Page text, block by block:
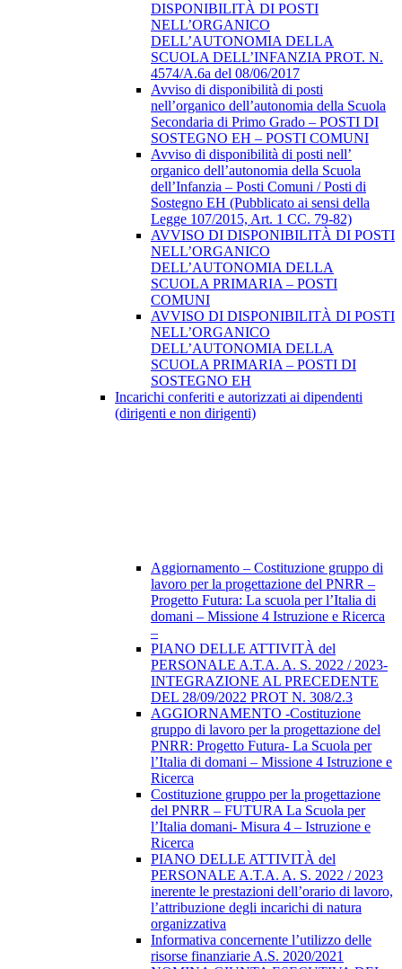
DISPONIBILITÀ DI POSTI
NELL’ORGANICO
DELL’AUTONOMIA DELLA
SCUOLA DELL’INFANZIA PROT. N.
4574/A.6a del 08/06/2017
Avviso di disponibilità di posti
nell’organico dell’autonomia della Scuola
Secondaria di Primo Grado – POSTI DI
SOSTEGNO EH – POSTI COMUNI
Avviso di disponibilità di posti nell’
organico dell’autonomia della Scuola
dell’Infanzia – Posti Comuni / Posti di
Sostegno EH (Pubblicato ai sensi della
Legge 107/2015, Art. 1 CC. 79-82)
AVVISO DI DISPONIBILITÀ DI POSTI
NELL’ORGANICO
DELL’AUTONOMIA DELLA
SCUOLA PRIMARIA – POSTI
COMUNI
AVVISO DI DISPONIBILITÀ DI POSTI
NELL’ORGANICO
DELL’AUTONOMIA DELLA
SCUOLA PRIMARIA – POSTI DI
SOSTEGNO EH
Incarichi conferiti e autorizzati ai dipendenti
(dirigenti e non dirigenti)
Aggiornamento – Costituzione gruppo di
lavoro per la progettazione del PNRR –
Progetto Futura: La scuola per l’Italia di
domani – Missione 4 Istruzione e Ricerca
–
PIANO DELLE ATTIVITÀ del
PERSONALE A.T.A. A. S. 2022 / 2023-
INTEGRAZIONE AL PRECEDENTE
DEL 28/09/2022 PROT N. 308/2.3
AGGIORNAMENTO -Costituzione
gruppo di lavoro per la progettazione del
PNRR: Progetto Futura- La Scuola per
l’Italia di domani – Missione 4 Istruzione e
Ricerca
Costituzione gruppo per la progettazione
del PNRR – FUTURA La Scuola per
l’Italia domani- Misura 4 – Istruzione e
Ricerca
PIANO DELLE ATTIVITÀ del
PERSONALE A.T.A. A. S. 2022 / 2023
inerente le prestazioni dell’orario di lavoro,
l’attribuzione degli incarichi di natura
organizzativa
Informativa concernente l’utilizzo delle
risorse finanziarie A.S. 2020/2021